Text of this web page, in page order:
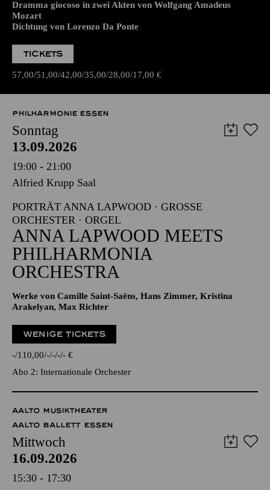
Dramma giocoso in zwei Akten von Wolfgang Amadeus
Mozart
Dichtung von Lorenzo Da Ponte
TICKETS
57,00 51,00 42,00 35,00 28,00 17,00 €
PHILHARMONIE ESSEN
Sonntag
13.09.2026
19:00 - 21:00
Alfried Krupp Saal
PORTRÄT ANNA LAPWOOD · GROSSE O
RCHESTER · ORGEL
ANNA LAPWOOD MEETS
PHILHARMONIA
ORCHESTRA
Werke von Camille Saint-Saëns, Hans Zimmer, Kristina
Arakelyan, Max Richter
WENIGE TICKETS
- 110,00 - - - - €
Abo 2: Internationale Orchester
AALTO MUSIKTHEATER
AALTO BALLETT ESSEN
Mittwoch
16.09.2026
15:30 - 17:30